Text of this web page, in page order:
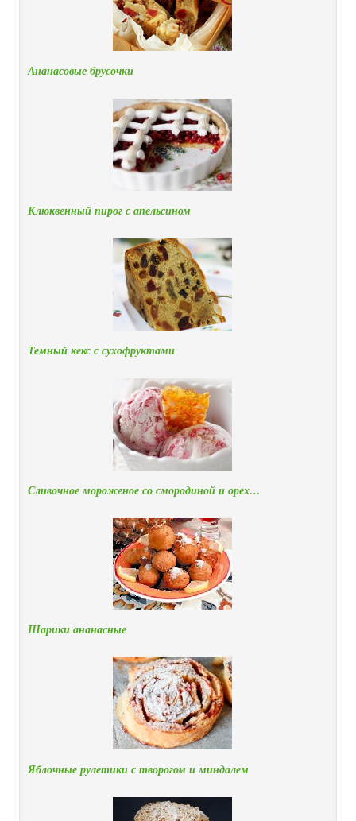
Ананасовые брусочки
Клюквенный пирог с апельсином
Темный кекс с сухофруктами
Сливочное мороженое со смородиной и орех…
Шарики ананасные
Яблочные рулетики с творогом и миндалем